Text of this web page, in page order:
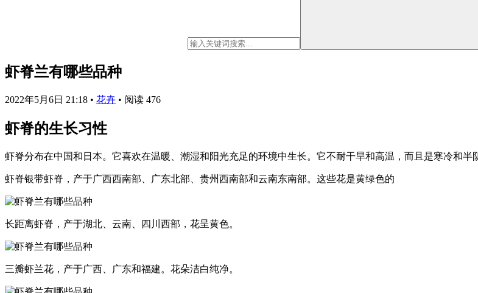
虾脊兰有哪些品种
2022年5月6日 21:18 • 花卉 • 阅读 476
虾脊的生长习性
虾脊分布在中国和日本。它喜欢在温暖、潮湿和阳光充足的环境中生长。它不耐干旱和高温，而且是寒冷和
虾脊银带虾脊，产于广西西南部、广东北部、贵州西南部和云南东南部。这些花是黄绿色的
长距离虾脊，产于湖北、云南、四川西部，花呈黄色。
三瓣虾兰花，产于广西、广东和福建。花朵洁白纯净。